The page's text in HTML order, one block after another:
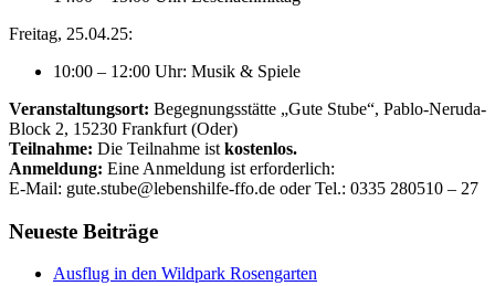
Freitag, 25.04.25:
10:00 – 12:00 Uhr: Musik & Spiele
Veranstaltungsort: Begegnungsstätte „Gute Stube“, Pablo-Neruda-
Block 2, 15230 Frankfurt (Oder)
Teilnahme: Die Teilnahme ist kostenlos.
Anmeldung: Eine Anmeldung ist erforderlich:
E-Mail: gute.stube@lebenshilfe-ffo.de oder Tel.: 0335 280510 – 27
Neueste Beiträge
Ausflug in den Wildpark Rosengarten